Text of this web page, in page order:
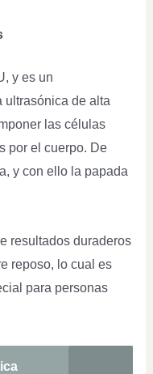
y es un
ultrasónica de alta
las células
por el cuerpo. De
y con ello la papada
resultados duraderos
reposo, lo cual es
para personas